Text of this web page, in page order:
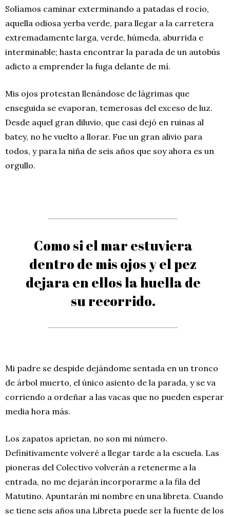
Solíamos caminar exterminando a patadas el rocío,
aquella odiosa yerba verde, para llegar a la carretera
extremadamente larga, verde, húmeda, aburrida e
interminable; hasta encontrar la parada de un autobús
adicto a emprender la fuga delante de mí.
Mis ojos protestan llenándose de lágrimas que
enseguida se evaporan, temerosas del exceso de luz.
Desde aquel gran diluvio, que casi dejó en ruinas al
batey, no he vuelto a llorar. Fue un gran alivio para
todos, y para la niña de seis años que soy ahora es un
orgullo.
Como si el mar estuviera
dentro de mis ojos y el pez
dejara en ellos la huella de
su recorrido.
Mi padre se despide dejándome sentada en un tronco
de árbol muerto, el único asiento de la parada, y se va
corriendo a ordeñar a las vacas que no pueden esperar
media hora más.
Los zapatos aprietan, no son mi número.
Definitivamente volveré a llegar tarde a la escuela. Las
pioneras del Colectivo volverán a retenerme a la
entrada, no me dejarán incorporarme a la fila del
Matutino. Apuntarán mi nombre en una libreta. Cuando
se tiene seis años una Libreta puede ser la fuente de los